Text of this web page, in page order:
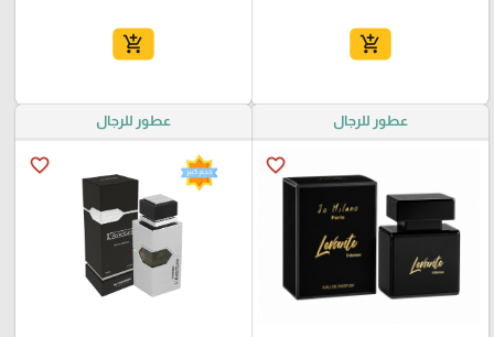
add_shopping_cart
add_shopping_cart
عطور للرجال
favorite_border
عطور للرجال
favorite_border